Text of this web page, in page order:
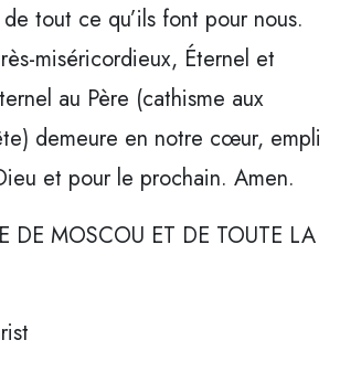
tout ce qu’ils font pour nous.
miséricordieux, Éternel et
au Père (cathisme aux
demeure en notre cœur, empli
et pour le prochain. Amen.
DE MOSCOU ET DE TOUTE LA